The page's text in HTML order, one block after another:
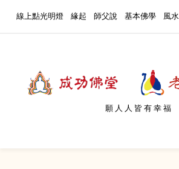
線上點光明燈 緣起 師父說 基本佛學 風水
願人人皆有幸福